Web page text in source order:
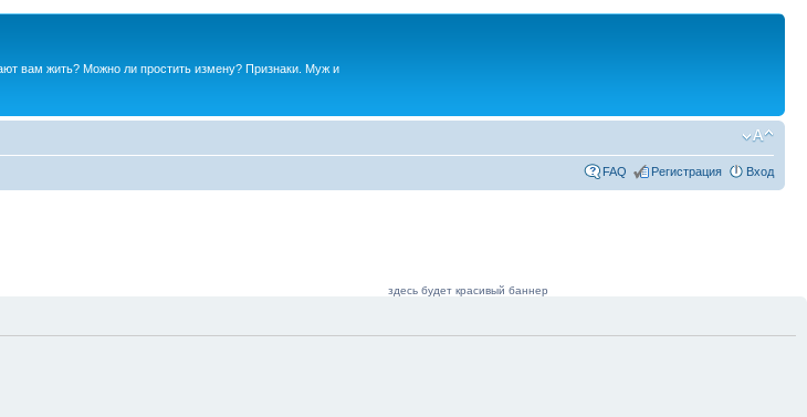
вам жить? Можно ли простить измену? Признаки. Муж и
FAQ Регистрация Вход
здесь будет красивый баннер